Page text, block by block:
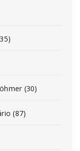
(30)
(87)